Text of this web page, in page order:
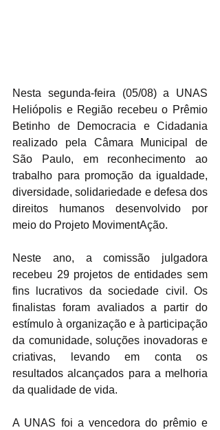
Nesta segunda-feira (05/08) a UNAS
Heliópolis e Região recebeu o Prêmio
Betinho de Democracia e Cidadania
realizado pela Câmara Municipal de
São Paulo, em reconhecimento ao
trabalho para promoção da igualdade,
diversidade, solidariedade e defesa dos
direitos humanos desenvolvido por
meio do Projeto MovimentAção.
Neste ano, a comissão julgadora
recebeu 29 projetos de entidades sem
fins lucrativos da sociedade civil. Os
finalistas foram avaliados a partir do
estímulo à organização e à participação
da comunidade, soluções inovadoras e
criativas, levando em conta os
resultados alcançados para a melhoria
da qualidade de vida.
A UNAS foi a vencedora do prêmio e